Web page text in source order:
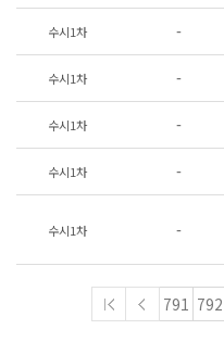
수시1차 -
수시1차 -
수시1차 -
수시1차 -
수시1차 -
791 792